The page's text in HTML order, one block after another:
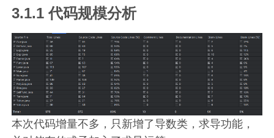
3.1.1 代码规模分析
本次代码增量不多，只新增了导数类，求导功能，